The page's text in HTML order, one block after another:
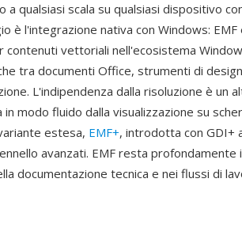
qualsiasi scala su qualsiasi dispositivo
è l'integrazione nativa con Windows:
vettoriali nell'ecosistema
tra documenti Office, strumenti di
L'indipendenza dalla risoluzione è un
modo fluido dalla visualizzazione su
estesa, EMF+, introdotta con GDI+
avanzati. EMF resta
documentazione tecnica e nei flussi di